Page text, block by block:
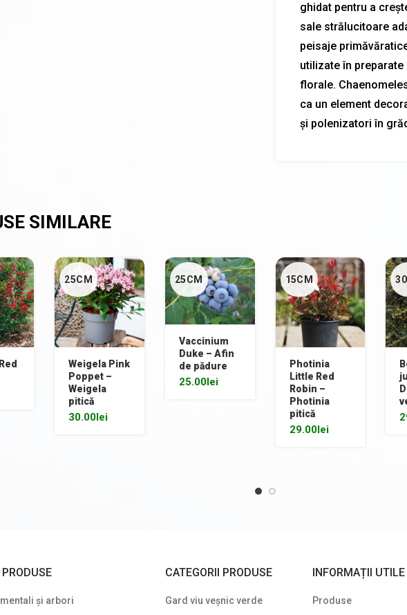
ghidat pentru a
sale strălucitoare
peisaje
utilizate în
florale.
ca un element
și polenizatori în
25CM
Weigela Pink
Poppet –
Weigela
pitică
30.00lei
25CM
Vaccinium
Duke – Afin
de pădure
25.00lei
15CM
Photinia
Little Red
Robin –
Photinia
pitică
29.00lei
și arbori
CATEGORII PRODUSE
Gard viu veșnic verde
INFORMAȚII UTILE
Produse